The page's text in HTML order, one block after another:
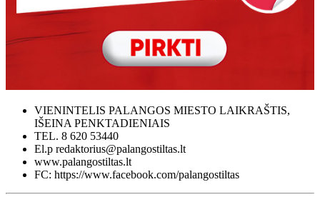
VIENINTELIS PALANGOS MIESTO LAIKRAŠTIS,
IŠEINA PENKTADIENIAIS
TEL. 8 620 53440
El.p redaktorius@palangostiltas.lt
www.palangostiltas.lt
FC: https://www.facebook.com/palangostiltas